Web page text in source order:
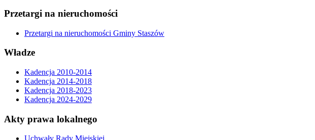
Przetargi na nieruchomości
Przetargi na nieruchomości Gminy Staszów
Władze
Kadencja 2010-2014
Kadencja 2014-2018
Kadencja 2018-2023
Kadencja 2024-2029
Akty prawa lokalnego